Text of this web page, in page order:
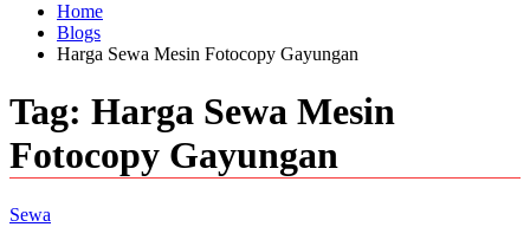
Home
Blogs
Harga Sewa Mesin Fotocopy Gayungan
Tag: Harga Sewa Mesin
Fotocopy Gayungan
Sewa